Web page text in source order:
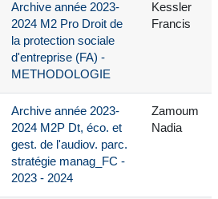
Archive année 2023-
2024 M2 Pro Droit de
la protection sociale
d'entreprise (FA) -
METHODOLOGIE
Kessler
Francis
Archive année 2023-
2024 M2P Dt, éco. et
gest. de l'audiov. parc.
stratégie manag_FC -
2023 - 2024
Zamoum
Nadia